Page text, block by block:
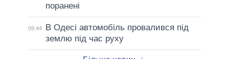
поранені
09:44
В Одесі автомобіль провалився під
землю під час руху